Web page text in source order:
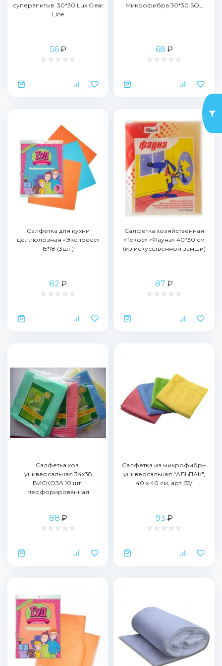
супервпитыв. 30*30 Lux Clear
Line
56₽
Микрофибра 30*30 SOL
68 ₽
Салфетка для кухни
целлюлозная «Экспресс»
15*18 (3шт.)
82 ₽
Салфетка хозяйственная
«Текос» «Фауна» 40*30 см
(из искусственной замши)
87 ₽
Салфетка хоз.
универсальная 34х38
ВИСКОЗА 10 шт ,
перфорированная
88 ₽
Салфетка из микрофибры
универсальная "АЛЬПАК",
40 x 40 см, арт. 55/
93 ₽